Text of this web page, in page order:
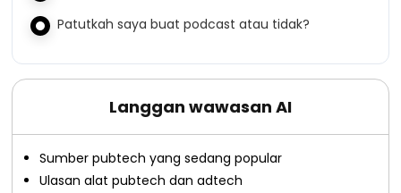
Patutkah saya buat podcast atau tidak?
Langgan wawasan AI
Sumber pubtech yang sedang popular
Ulasan alat pubtech dan adtech